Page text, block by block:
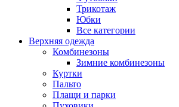
Трикотаж
Юбки
Все категории
Верхняя одежда
Комбинезоны
Зимние комбинезоны
Куртки
Пальто
Плащи и парки